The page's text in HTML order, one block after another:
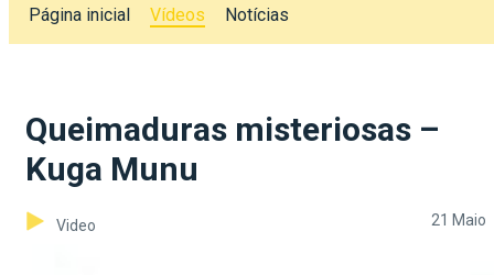
Página inicial Vídeos Notícias
Queimaduras misteriosas –
Kuga Munu
Video 21 Maio